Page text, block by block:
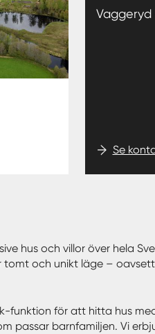
Vaggeryd
Se
hus och villor över hela
och unikt läge –
funktion för att hitta hus
passar barnfamiljen. Vi